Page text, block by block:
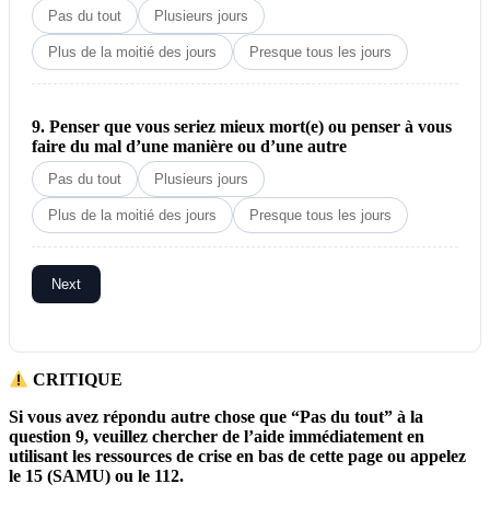
Pas du tout Plusieurs jours
Plus de la moitié des jours Presque tous les jours
9. Penser que vous seriez mieux mort(e) ou penser à vous
faire du mal d’une manière ou d’une autre
Pas du tout Plusieurs jours
Plus de la moitié des jours Presque tous les jours
Next
CRITIQUE
Si vous avez répondu autre chose que “Pas du tout” à la
question 9, veuillez chercher de l’aide immédiatement en
utilisant les ressources de crise en bas de cette page ou appelez
le 15 (SAMU) ou le 112.